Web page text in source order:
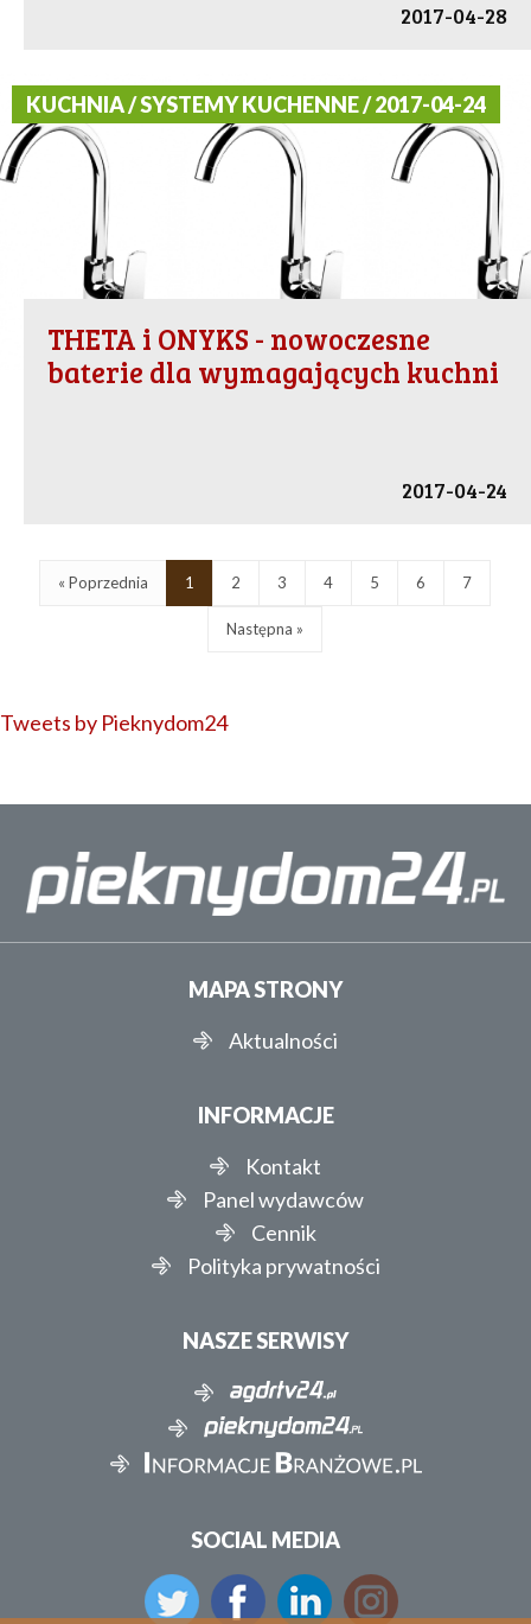
2017-04-28
KUCHNIA / SYSTEMY KUCHENNE / 2017-04-24
THETA i ONYKS - nowoczesne
baterie dla wymagających kuchni
2017-04-24
« Poprzednia 1 2 3 4 5 6 7
Następna »
Tweets by Pieknydom24
MAPA STRONY
Aktualności
INFORMACJE
Kontakt
Panel wydawców
Cennik
Polityka prywatności
NASZE SERWISY
SOCIAL MEDIA